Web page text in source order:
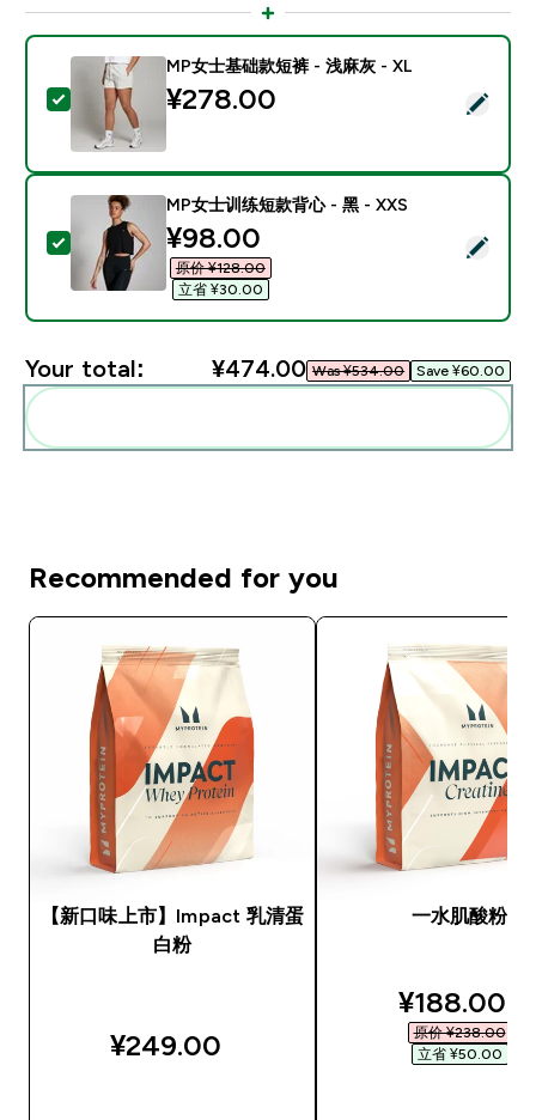
Select this product - MP女士基础款短裤 - 浅麻灰 - XL
MP女士基础款短裤 - 浅麻灰 - XL
¥278.00‎
Select this product - MP女士训练短款背心 - 黑 - XXS
MP女士训练短款背心 - 黑 - XXS
discounted price
¥98.00‎
原价 ¥128.00‎
立省 ¥30.00‎
Your total: ¥474.00‎ Was ¥534.00‎ Save ¥60.00‎
Recommended for you
【新口味上市】Impact 乳清蛋
白粉
¥249.00‎
一水肌酸粉
¥188.00‎
原价 ¥238.00‎
立省 ¥50.00‎